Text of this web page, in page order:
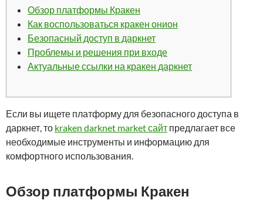
Обзор платформы Кракен
Как воспользоваться кракен онион
Безопасный доступ в даркнет
Проблемы и решения при входе
Актуальные ссылки на кракен даркнет
Если вы ищете платформу для безопасного доступа в
даркнет, то kraken darknet market сайт предлагает все
необходимые инструменты и информацию для
комфортного использования.
Обзор платформы Кракен